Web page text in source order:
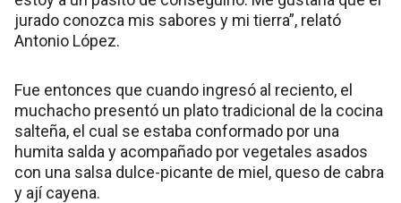
jurado conozca mis sabores y mi tierra”, relató
Antonio López.
Fue entonces que cuando ingresó al reciento, el
muchacho presentó un plato tradicional de la cocina
salteña, el cual se estaba conformado por una
humita salda y acompañado por vegetales asados
con una salsa dulce-picante de miel, queso de cabra
y ají cayena.